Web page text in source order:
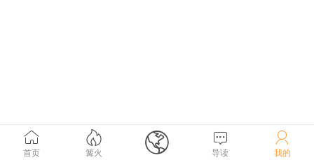

首页

篝火  
导读

我的